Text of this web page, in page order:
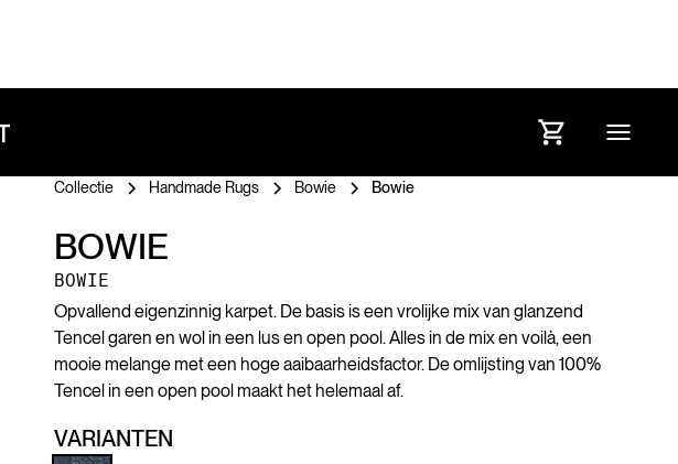
Collectie Handmade Rugs Bowie Bowie
BOWIE
BOWIE
Opvallend eigenzinnig karpet. De basis is een vrolijke mix van glanzend
Tencel garen en wol in een lus en open pool. Alles in de mix en voilà, een
mooie melange met een hoge aaibaarheidsfactor. De omlijsting van 100%
Tencel in een open pool maakt het helemaal af.
VARIANTEN